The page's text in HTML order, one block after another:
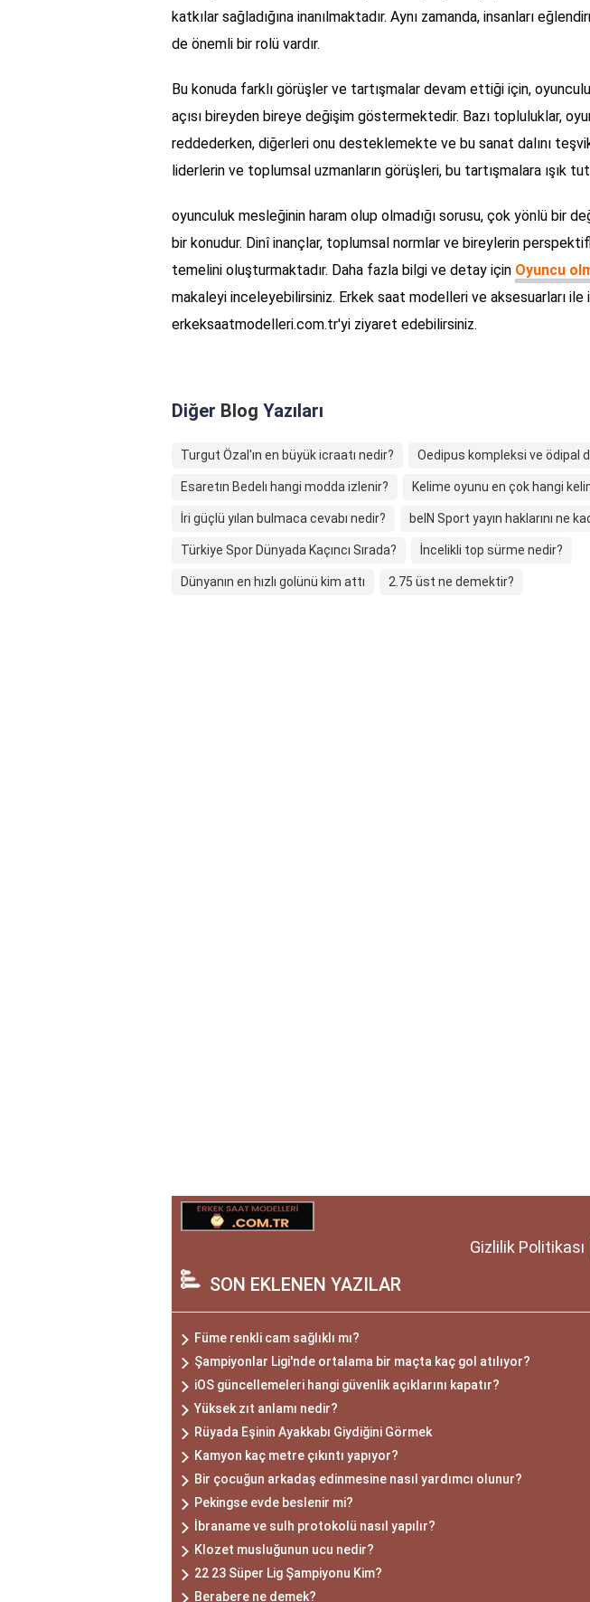
katkılar sağladığına inanılmaktadır. Aynı zamanda, insanları
de önemli bir rolü vardır.
Bu konuda farklı görüşler ve tartışmalar devam ettiği için,
açısı bireyden bireye değişim göstermektedir. Bazı topluluklar,
reddederken, diğerleri onu desteklemekte ve bu sanat dalını
liderlerin ve toplumsal uzmanların görüşleri, bu tartışmalara ışık
oyunculuk mesleğinin haram olup olmadığı sorusu, çok yönlü bir
bir konudur. Dinî inançlar, toplumsal normlar ve bireylerin
temelini oluşturmaktadır. Daha fazla bilgi ve detay için Oyuncu
makaleyi inceleyebilirsiniz. Erkek saat modelleri ve aksesuarları
erkeksaatmodelleri.com.tr'yi ziyaret edebilirsiniz.
Diğer Blog Yazıları
Turgut Özal'ın en büyük icraatı nedir? Oedipus kompleksi ve ödipal
Esaretın Bedelı hangi modda izlenir? Kelime oyunu en çok hangi
İri güçlü yılan bulmaca cevabı nedir? beIN Sport yayın haklarını ne
Türkiye Spor Dünyada Kaçıncı Sırada? İncelikli top sürme nedir?
Dünyanın en hızlı golünü kim attı 2.75 üst ne demektir?
Gizlilik Politikası
SON EKLENEN YAZILAR
Füme renkli cam sağlıklı mı?
Şampiyonlar Ligi'nde ortalama bir maçta kaç gol atılıyor?
iOS güncellemeleri hangi güvenlik açıklarını kapatır?
Yüksek zıt anlamı nedir?
Rüyada Eşinin Ayakkabı Giydiğini Görmek
Kamyon kaç metre çıkıntı yapıyor?
Bir çocuğun arkadaş edinmesine nasıl yardımcı olunur?
Pekingse evde beslenir mi?
İbraname ve sulh protokolü nasıl yapılır?
Klozet musluğunun ucu nedir?
22 23 Süper Lig Şampiyonu Kim?
Berabere ne demek?